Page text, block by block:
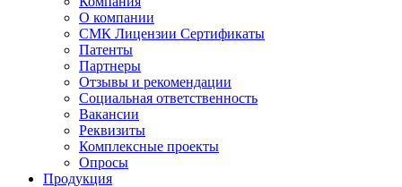
О компании
СМК Лицензии Сертификаты
Патенты
Партнеры
Отзывы и рекомендации
Социальная ответственность
Вакансии
Реквизиты
Комплексные проекты
Опросы
Продукция